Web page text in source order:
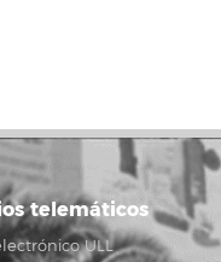
telemáticos
ULL